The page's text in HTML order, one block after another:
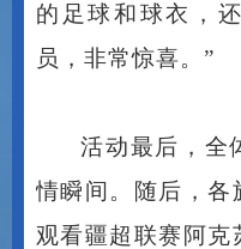
的足球和球衣，
员，非常惊喜。”
活动最后，全
情瞬间。随后，各
观看疆超联赛阿克